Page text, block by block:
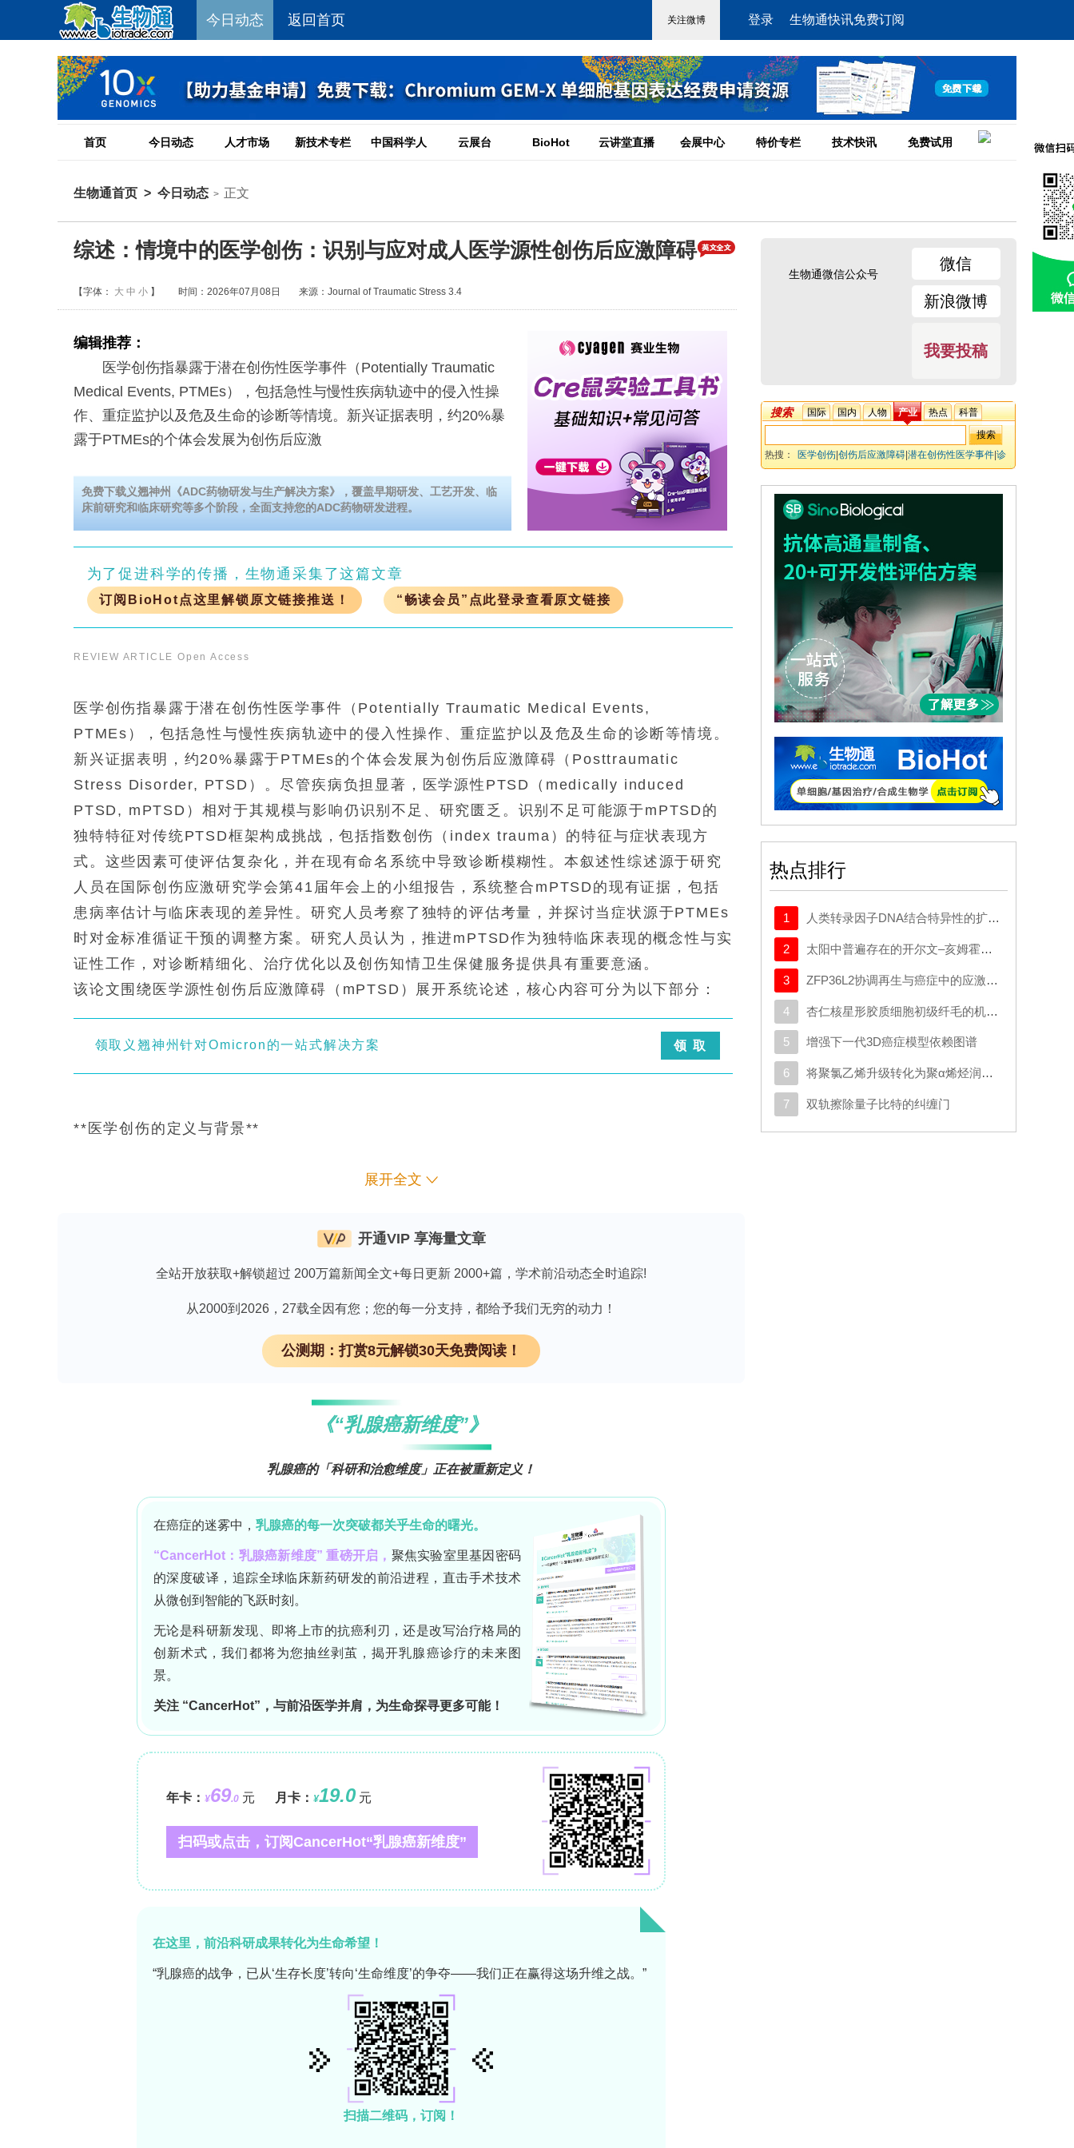
今日动态 返回首页 登录 生物通快讯免费订阅
首页 今日动态 人才市场 新技术专栏 中国科学人 云展台 BioHot 云讲堂直播 会展中心 特价专栏 技术快讯 免费试用
生物通首页 > 今日动态 > 正文
综述：情境中的医学创伤：识别与应对成人医学源性创伤后应激障碍
【字体： 大 中 小 】 时间：2026年07月08日 来源：Journal of Traumatic Stress 3.4
编辑推荐：
医学创伤指暴露于潜在创伤性医学事件（Potentially Traumatic
Medical Events, PTMEs），包括急性与慢性疾病轨迹中的侵入性操
作、重症监护以及危及生命的诊断等情境。新兴证据表明，约20%暴
露于PTMEs的个体会发展为创伤后应激
免费下载义翘神州《ADC药物研发与生产解决方案》，覆盖早期研发、工艺开发、临
床前研究和临床研究等多个阶段，全面支持您的ADC药物研发进程。
为了促进科学的传播，生物通采集了这篇文章
订阅BioHot点这里解锁原文链接推送！ “畅读会员”点此登录查看原文链接
REVIEW ARTICLE Open Access
医学创伤指暴露于潜在创伤性医学事件（Potentially Traumatic Medical Events,
PTMEs），包括急性与慢性疾病轨迹中的侵入性操作、重症监护以及危及生命的诊断等情境。
新兴证据表明，约20%暴露于PTMEs的个体会发展为创伤后应激障碍（Posttraumatic
Stress Disorder, PTSD）。尽管疾病负担显著，医学源性PTSD（medically induced
PTSD, mPTSD）相对于其规模与影响仍识别不足、研究匮乏。识别不足可能源于mPTSD的
独特特征对传统PTSD框架构成挑战，包括指数创伤（index trauma）的特征与症状表现方
式。这些因素可使评估复杂化，并在现有命名系统中导致诊断模糊性。本叙述性综述源于研究
人员在国际创伤应激研究学会第41届年会上的小组报告，系统整合mPTSD的现有证据，包括
患病率估计与临床表现的差异性。研究人员考察了独特的评估考量，并探讨当症状源于PTMEs
时对金标准循证干预的调整方案。研究人员认为，推进mPTSD作为独特临床表现的概念性与实
证性工作，对诊断精细化、治疗优化以及创伤知情卫生保健服务提供具有重要意涵。
该论文围绕医学源性创伤后应激障碍（mPTSD）展开系统论述，核心内容可分为以下部分：
领取义翘神州针对Omicron的一站式解决方案 领 取
**医学创伤的定义与背景**
医学创伤指暴露于潜在创伤性医学事件（PTMEs）及其引发的急性与长期生理心理反应，以及
（如癌症、心血管疾病）、急性或 prolonged 医疗照护，以及医学无效化（medical
度。部分群体因结构性、生物学及情境性脆弱因素而面临更高的PTMEs暴露风险，包括边缘化
群体、低社会经济地位者、健康素养与医疗可及性受限者，以及既往有负面医疗经历的个体。
研究表明，黑人和拉丁裔青少年因结构性与经济因素承受更高创伤相关症状风险；种族少数群
体若居住于高失业率、资源匮乏、低教育 attainment 及住房不稳定社区，其PTMEs暴露风险
PTMEs可表现为创伤性应激反应，如健康相关回避与医疗不信任，从而降低适应性健康行为、
治疗依依从性及预防性或随访照护参与度，显著负面影响医疗保健轨迹，甚至升高死亡风险。
率及更差的药物依从性相关。PTMEs的心理后果涵盖适应困难、焦虑抑郁症状及PTSD，本文
聚焦于mPTSD，重点探讨基于现有文献与专业经验的评估、诊断及治疗考量。
**mPTSD的疾病负担**
mPTSD的流行病学估计受方法学挑战限制。按《精神障碍诊断与统计手册》第5版（DSM-5）
将"严重疾病或损伤"定义为突发、意外且危及生命的事件，美国基于人口的调查显示6.5%的过
去一年PTSD病例可归因于此，加拿大军人样本中8.3%的终生PTSD病例归因于危及生命疾
病。但这些数据可能低估实际负担，因高风险人群（如住院患者）常被排除，且许多人无法完
近期一项系统综述与荟萃分析评估了符合DSM-5 PTSD A标准的医学事件，包括过敏反应、烧
伤、癫痫、重症监护室（ICU）住院、术中知晓、心肌梗死、器官移植及脑卒中，mPTSD患病
率临床评定量表为4.5%-18.5%（均值10.2%），自评问卷为7.9%-36.2%（均值21.6%）。
术后24个月患病率最高者为术中知晓，其次为ICU住院。其他针对特定医学情况的系统综述与
荟萃分析表明mPTSD患病率多围绕20%左右。
**mPTSD中的A标准争议**
创伤文献中对mPTSD的争议部分源于A标准。DSM-IV曾允许对指数创伤事件作更主观的解
读，而DSM-5收窄了标准，要求暴露于实际的或威胁性的死亡、严重伤害或性暴力，且事件需
为突发和灾难性的（如过敏性休克、术中觉醒）。这使得不良医疗经历和改变生活的医学诊断
等PTMEs无法导致PTSD诊断，尽管这些暴露与临床显著症状相关。一项肿瘤学研究中，近
60%参与者报告至少一项重大癌症相关应激源，但仅8%符合DSM-5 A标准。DSM-5-TR虽拓
宽A标准以明确符合条件的医学事件可包括危及生命急诊或其他引发灾难性感受的治疗相关事
展开全文
开通VIP 享海量文章
全站开放获取+解锁超过 200万篇新闻全文+每日更新 2000+篇，学术前沿动态全时追踪!
从2000到2026，27载全因有您；您的每一分支持，都给予我们无穷的动力！
公测期：打赏8元解锁30天免费阅读！
生物通微信公众号
微信
新浪微博
我要投稿
搜索 国际 国内 人物 产业 热点 科普
热搜： 医学创伤 创伤后应激障碍 潜在创伤性医学事件 诊
热点排行
1 人类转录因子DNA结合特异性的扩展密码本
2 太阳中普遍存在的开尔文–亥姆霍兹不稳定性驱动等离子体混合
3 ZFP36L2协调再生与癌症中的应激适应性可塑性
4 杏仁核星形胶质细胞初级纤毛的机制与应激行为密切相关。
5 增强下一代3D癌症模型依赖图谱
6 将聚氯乙烯升级转化为聚α烯烃润滑剂
7 双轨擦除量子比特的纠缠门